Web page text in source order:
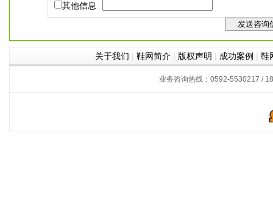
其他信息
关于我们 | 鞋网简介 | 版权声明 | 成功案例 | 鞋
业务咨询热线：0592-5530217 /